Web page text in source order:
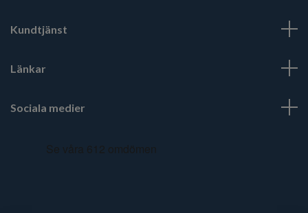
Kundtjänst
Länkar
Sociala medier